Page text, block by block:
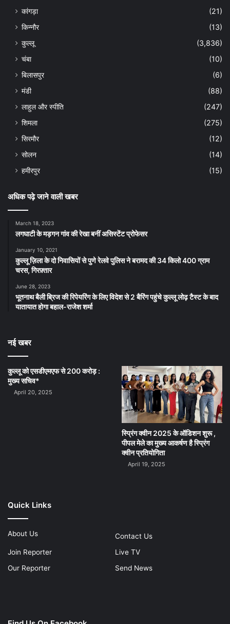
कांगड़ा
(21)
किन्नौर
(13)
कुल्लू
(3,836)
चंबा
(10)
बिलासपुर
(6)
मंडी
(88)
लाहुल और स्पीति
(247)
शिमला
(275)
सिरमौर
(12)
सोलन
(14)
हमीरपुर
(15)
अधिक पढ़े जाने वाली खबर
March 18, 2023
लगघाटी के मड़गन गांव की रेखा बनीं असिस्टेंट प्रोफेसर
January 10, 2021
कुल्लू ज़िला के दो निवासियों से पुणे रेलवे पुलिस ने बरामद की 34 किलो 400 ग्राम
चरस, गिरफ़्तार
June 28, 2023
भूतनाथ बैली ब्रिज की रिपेयरिंग के लिए विदेश से 2 बैरिंग पहुंचे कुल्लू लोढ़ टैस्ट के बाद
यातायात होगा बहाल-राजेश शर्मा
नई खबर
कुल्लू को एसडीएमएफ से 200 करोड़ :
मुख्य सचिव*
April 20, 2025
स्प्रिंग क्वीन 2025 के ऑडिशन शुरू ,
पीपल मेले का मुख्य आकर्षण है स्प्रिंग
क्वीन प्रतियोगिता
April 19, 2025
Quick Links
About Us
Contact Us
Join Reporter
Live TV
Our Reporter
Send News